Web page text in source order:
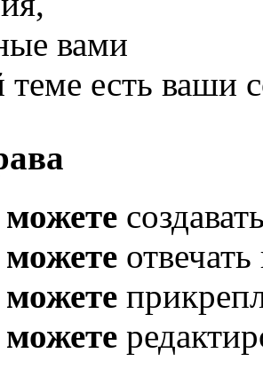
теме есть ваши
можете
можете
можете
можете